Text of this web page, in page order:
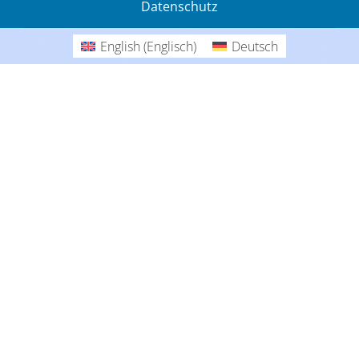
Deutsch
Datenschutz
English (Englisch) Deutsch